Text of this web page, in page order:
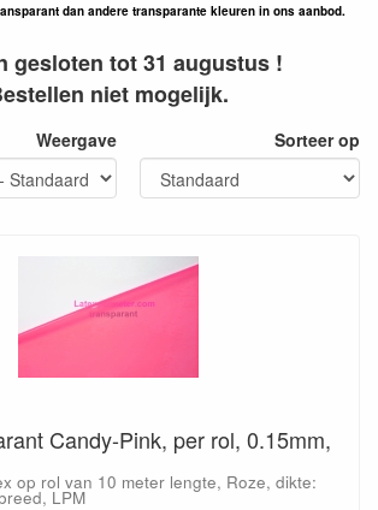
dan andere transparante kleuren in ons aanbod.
gesloten tot 31 augustus !
niet mogelijk.
Weergave Sorteer op
Candy-Pink, per rol, 0.15mm,
op rol van 10 meter lengte, Roze, dikte:
LPM